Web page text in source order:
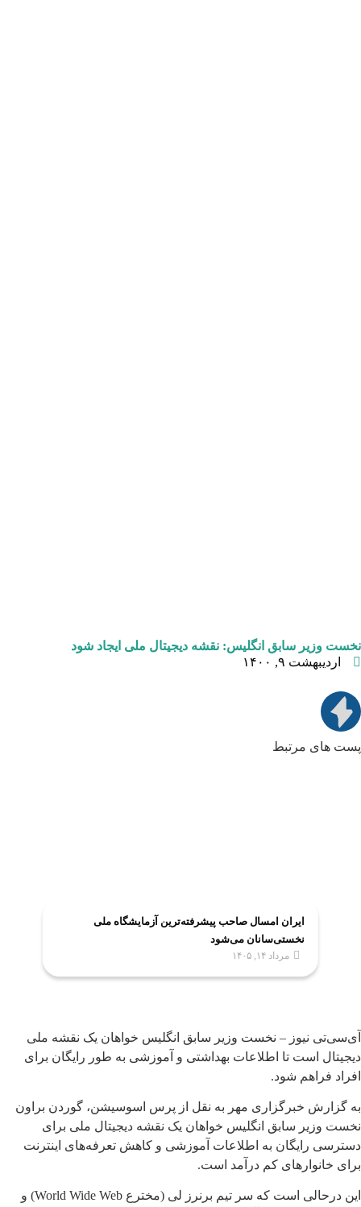
نخست وزیر سابق انگلیس: نقشه دیجیتال ملی ایجاد شود
اردیبهشت ۹, ۱۴۰۰
پست های مرتبط
ایران امسال صاحب پیشرفته‌ترین آزمایشگاه ملی
نخستی‌سانان می‌شود
مرداد ۱۴, ۱۴۰۵
آی‌سی‌تی نیوز – نخست وزیر سابق انگلیس خواهان یک نقشه ملی
دیجیتال است تا اطلاعات بهداشتی و آموزشی به طور رایگان برای
افراد فراهم شود.
به گزارش خبرگزاری مهر به نقل از پرس اسوسیشن، گوردن براون
نخست وزیر سابق انگلیس خواهان یک نقشه دیجیتال ملی برای
دسترسی رایگان به اطلاعات آموزشی و کاهش تعرفه‌های اینترنت
برای خانوارهای کم درآمد است.
این درحالی است که سر تیم برنرز لی (مخترع World Wide Web) و